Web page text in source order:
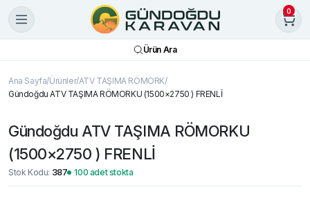
0
Ürün Ara
Ana Sayfa Ürünler ATV TAŞIMA RÖMORK
Gündoğdu ATV TAŞIMA RÖMORKU (1500×2750 ) FRENLİ
Gündoğdu ATV TAŞIMA RÖMORKU
(1500×2750 ) FRENLİ
Stok Kodu: 387 100 adet stokta